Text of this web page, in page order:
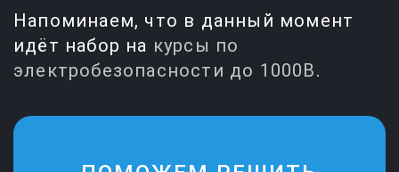
Напоминаем, что в данный момент
идёт набор на курсы по
электробезопасности до 1000В.